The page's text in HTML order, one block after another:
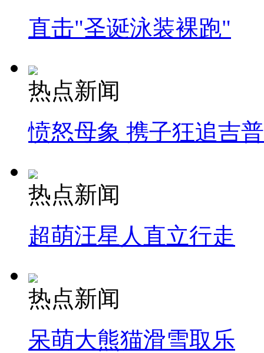
直击"圣诞泳装裸跑"
热点新闻
愤怒母象 携子狂追吉
热点新闻
超萌汪星人直立行走
热点新闻
呆萌大熊猫滑雪取乐